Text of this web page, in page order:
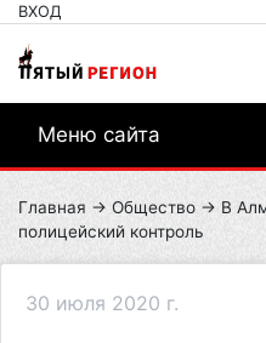
ВХОД
Меню сайта
Главная → Общество → В
полицейский контроль
30 июля 2020 г.